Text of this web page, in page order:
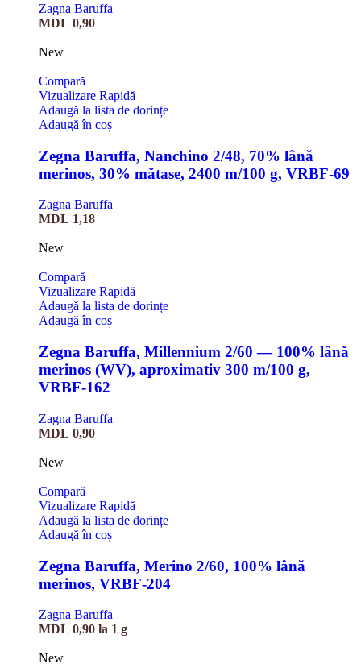
Zagna Baruffa
MDL 0,90
New
Compară
Vizualizare Rapidă
Adaugă la lista de dorințe
Adaugă în coș
Zegna Baruffa, Nanchino 2/48, 70% lână
merinos, 30% mătase, 2400 m/100 g, VRBF-69
Zagna Baruffa
MDL 1,18
New
Compară
Vizualizare Rapidă
Adaugă la lista de dorințe
Adaugă în coș
Zegna Baruffa, Millennium 2/60 — 100% lână
merinos (WV), aproximativ 300 m/100 g,
VRBF-162
Zagna Baruffa
MDL 0,90
New
Compară
Vizualizare Rapidă
Adaugă la lista de dorințe
Adaugă în coș
Zegna Baruffa, Merino 2/60, 100% lână
merinos, VRBF-204
Zagna Baruffa
MDL 0,90 la 1 g
New